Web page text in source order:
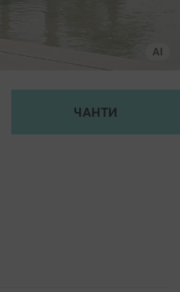
ЧАНТИ